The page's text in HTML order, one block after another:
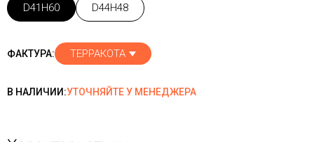
D41H60 D44H48
ФАКТУРА: ТЕРРАКОТА
В НАЛИЧИИ:УТОЧНЯЙТЕ У МЕНЕДЖЕРА